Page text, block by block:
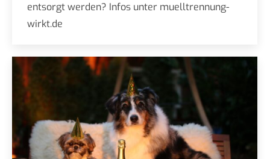
entsorgt werden? Infos unter muelltrennung-
wirkt.de